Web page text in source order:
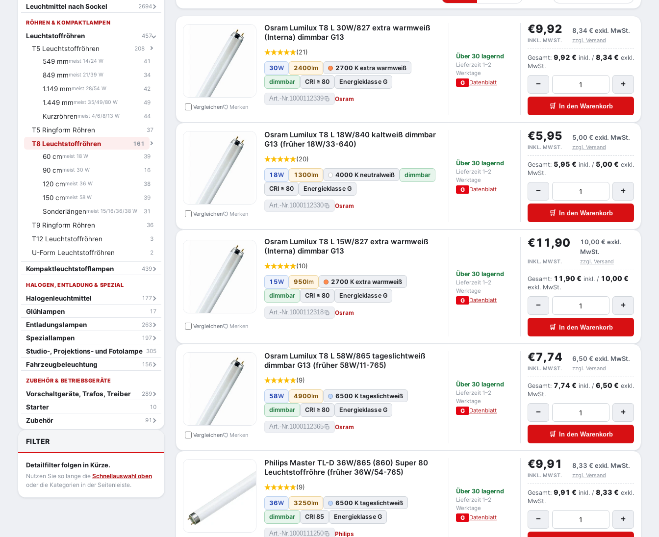
Leuchtmittel nach Sockel 2694
RÖHREN & KOMPAKTLAMPEN
Leuchtstoffröhren 457
T5 Leuchtstoffröhren 208
549 mmmeist 14/24 W 41
849 mmmeist 21/39 W 34
1.149 mmmeist 28/54 W 42
1.449 mmmeist 35/49/80 W 49
Kurzröhrenmeist 4/6/8/13 W 44
T5 Ringform Röhren 37
T8 Leuchtstoffröhren 161
60 cmmeist 18 W 39
90 cmmeist 30 W 16
120 cmmeist 36 W 38
150 cmmeist 58 W 39
Sonderlängenmeist 15/16/36/38 W 31
T9 Ringform Röhren 36
T12 Leuchtstoffröhren 3
U-Form Leuchtstoffröhren 2
Kompaktleuchtstofflampen 439
HALOGEN, ENTLADUNG & SPEZIAL
Halogenleuchtmittel 177
Glühlampen 17
Entladungslampen 263
Speziallampen 197
Studio-, Projektions- und Fotolampe 305
Fahrzeugbeleuchtung 156
ZUBEHÖR & BETRIEBSGERÄTE
Vorschaltgeräte, Trafos, Treiber 289
Starter 10
Zubehör 91
FILTER
Detailfilter folgen in Kürze.
Nutzen Sie so lange die Schnellauswahl oben
oder die Kategorien in der Seitenleiste.
Vergleichen Merken
Osram Lumilux T8 L 30W/827 extra warmweiß
(Interna) dimmbar G13
(21)
30W 2400lm 2700 K extra warmweiß
dimmbar
CRI ≥ 80 Energieklasse G
Art.-Nr.1000112339 Osram
Über 30 lagernd
Lieferzeit 1–2
Werktage
G Datenblatt
€9,92 8,34 € exkl. MwSt.
INKL. MWST. zzgl. Versand
Gesamt: 9,92 € inkl. / 8,34 € exkl.
MwSt.
− +
🛒 In den Warenkorb
Vergleichen Merken
Osram Lumilux T8 L 18W/840 kaltweiß dimmbar
G13 (früher 18W/33-640)
(20)
18W 1300lm 4000 K neutralweiß
dimmbar
CRI ≥ 80
Energieklasse G
Art.-Nr.1000112330 Osram
Über 30 lagernd
Lieferzeit 1–2
Werktage
G Datenblatt
€5,95 5,00 € exkl. MwSt.
INKL. MWST. zzgl. Versand
Gesamt: 5,95 € inkl. / 5,00 € exkl.
MwSt.
− +
🛒 In den Warenkorb
Vergleichen Merken
Osram Lumilux T8 L 15W/827 extra warmweiß
(Interna) dimmbar G13
(10)
15W 950lm 2700 K extra warmweiß
dimmbar
CRI ≥ 80 Energieklasse G
Art.-Nr.1000112318 Osram
Über 30 lagernd
Lieferzeit 1–2
Werktage
G Datenblatt
€11,90 10,00 € exkl.
MwSt.
INKL. MWST. zzgl. Versand
Gesamt: 11,90 € inkl. / 10,00 €
exkl. MwSt.
− +
🛒 In den Warenkorb
Vergleichen Merken
Osram Lumilux T8 L 58W/865 tageslichtweiß
dimmbar G13 (früher 58W/11-765)
(9)
58W 4900lm 6500 K tageslichtweiß
dimmbar
CRI ≥ 80 Energieklasse G
Art.-Nr.1000112365 Osram
Über 30 lagernd
Lieferzeit 1–2
Werktage
G Datenblatt
€7,74 6,50 € exkl. MwSt.
INKL. MWST. zzgl. Versand
Gesamt: 7,74 € inkl. / 6,50 € exkl.
MwSt.
− +
🛒 In den Warenkorb
Philips Master TL-D 36W/865 (860) Super 80
Leuchtstoffröhre (früher 36W/54-765)
(9)
36W 3250lm 6500 K tageslichtweiß
dimmbar
CRI 85 Energieklasse G
Art.-Nr.1000111250 Philips
Über 30 lagernd
Lieferzeit 1–2
Werktage
G Datenblatt
€9,91 8,33 € exkl. MwSt.
INKL. MWST. zzgl. Versand
Gesamt: 9,91 € inkl. / 8,33 € exkl.
MwSt.
− +